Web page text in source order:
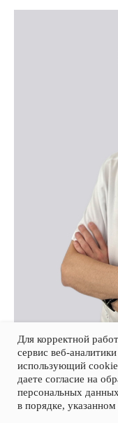
Настенко
стоматолог-
Для корректной
сервис веб-
использующий
даете согласие на
персональных
в порядке, указанном